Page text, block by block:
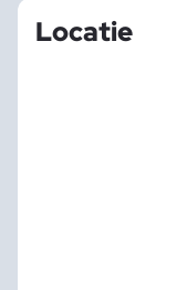
Locatie